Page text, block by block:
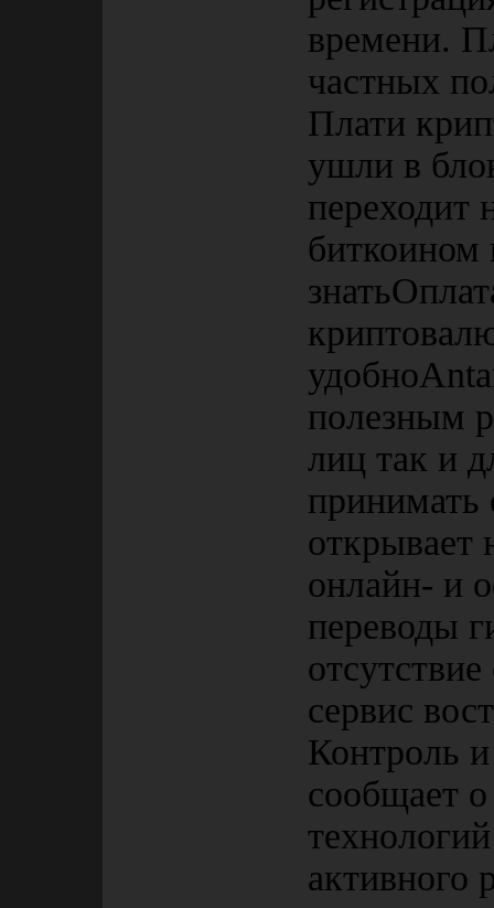
времени.
частных
Плати
ушли в
переходит
биткоином
полезным
лиц так и
принимать
открывает
онлайн- и
переводы
сервис
Контроль
сообщает
активного